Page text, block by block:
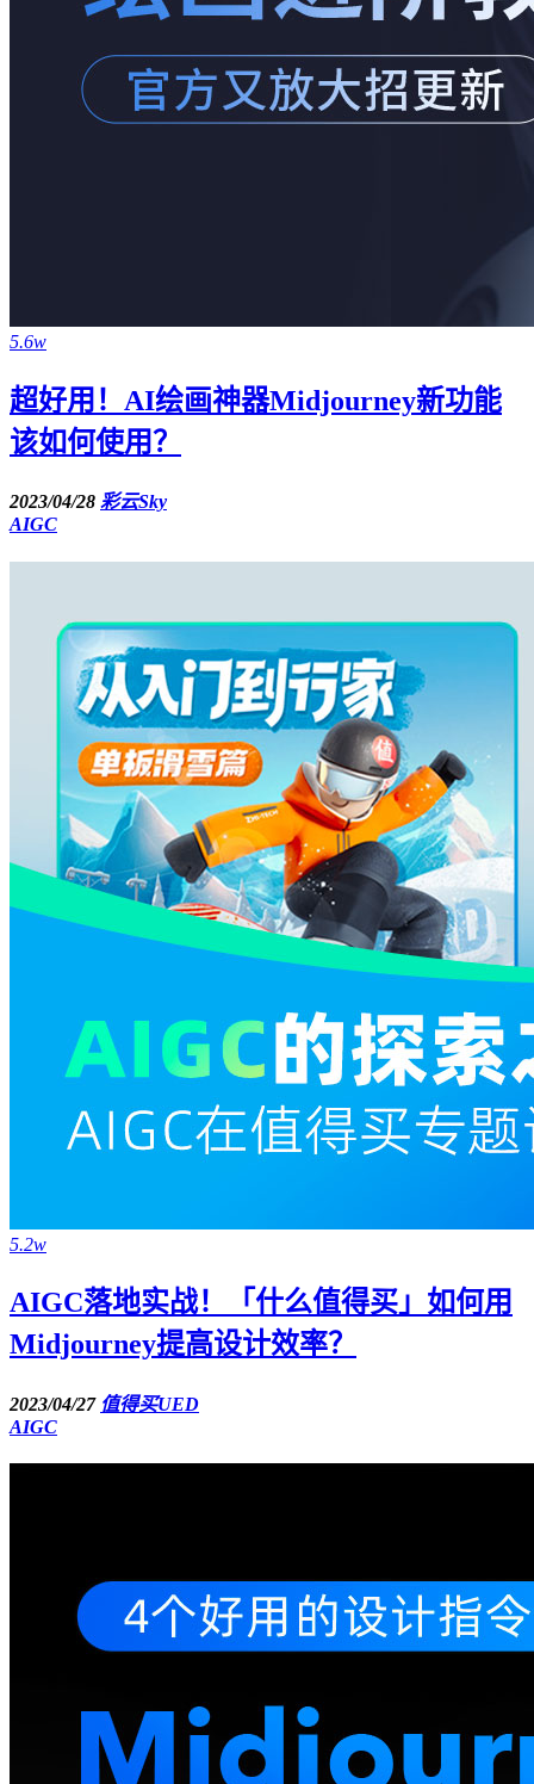
5.6w
超好用！AI绘画神器Midjourney新功能
该如何使用？
2023/04/28 彩云Sky
AIGC
5.2w
AIGC落地实战！「什么值得买」如何用
Midjourney提高设计效率？
2023/04/27 值得买UED
AIGC